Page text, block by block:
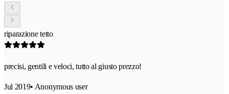
riparazione tetto
precisi, gentili e veloci, tutto al giusto prezzo!
Jul 2019• Anonymous user